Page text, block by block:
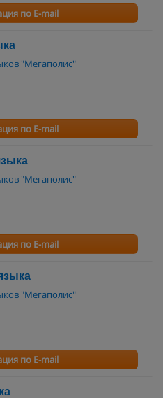
по E-mail
"Мегаполис"
по E-mail
"Мегаполис"
по E-mail
"Мегаполис"
по E-mail